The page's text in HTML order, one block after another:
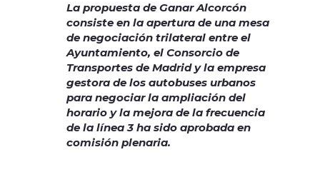
La propuesta de Ganar Alcorcón
consiste en la apertura de una mesa
de negociación trilateral entre el
Ayuntamiento, el Consorcio de
Transportes de Madrid y la empresa
gestora de los autobuses urbanos
para negociar la ampliación del
horario y la mejora de la frecuencia
de la línea 3 ha sido aprobada en
comisión plenaria.